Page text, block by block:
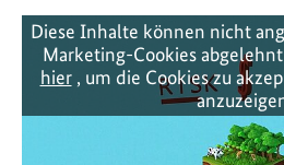
Diese Inhalte können nicht
Marketing-Cookies
hier, um die Cookies zu